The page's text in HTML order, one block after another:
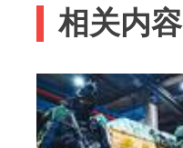
相关内容